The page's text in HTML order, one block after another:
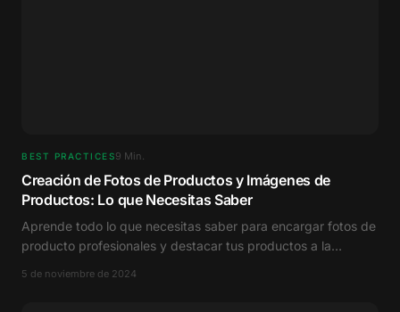
BEST PRACTICES9 Min.
Creación de Fotos de Productos y Imágenes de
Productos: Lo que Necesitas Saber
Aprende todo lo que necesitas saber para encargar fotos de
producto profesionales y destacar tus productos a la
5 de noviembre de 2024